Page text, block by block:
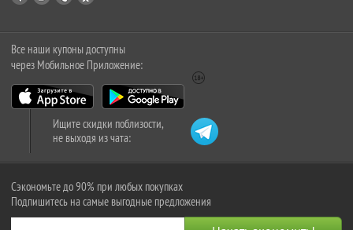
Все наши купоны доступны
через Мобильное Приложение:
Ищите скидки поблизости,
не выходя из чата:
Сэкономьте до 90% при любых покупках
Подпишитесь на самые выгодные предложения